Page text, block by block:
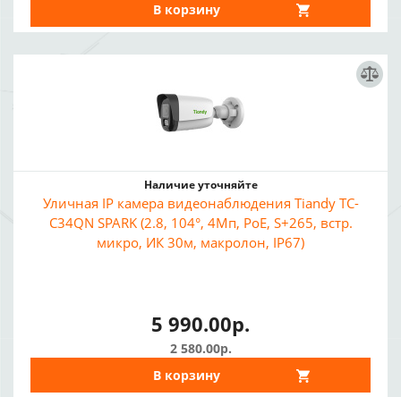
В корзину
Наличие уточняйте
Уличная IP камера видеонаблюдения Tiandy TC-
C34QN SPARK (2.8, 104°, 4Мп, PoE, S+265, встр.
микро, ИК 30м, макролон, IP67)
5 990.00р.
2 580.00р.
В корзину